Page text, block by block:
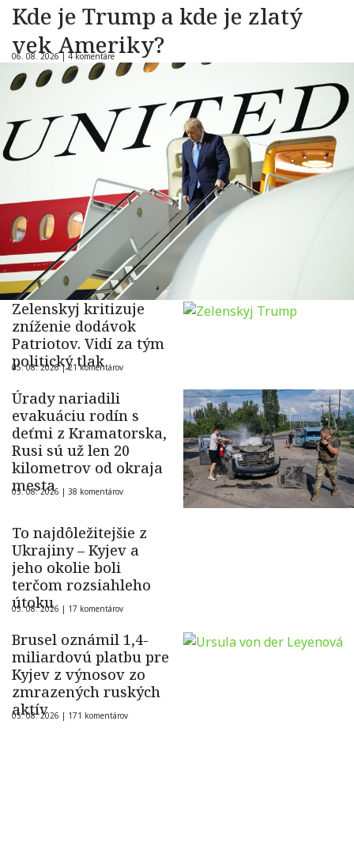
Kde je Trump a kde je zlatý
vek Ameriky?
06. 08. 2026 | 4 komentáre
Zelenskyj kritizuje
zníženie dodávok
Patriotov. Vidí za tým
politický tlak
05. 08. 2026 |21 komentárov
Úrady nariadili
evakuáciu rodín s
deťmi z Kramatorska,
Rusi sú už len 20
kilometrov od okraja
mesta
05. 08. 2026 | 38 komentárov
To najdôležitejšie z
Ukrajiny – Kyjev a
jeho okolie boli
terčom rozsiahleho
útoku
05. 08. 2026 | 17 komentárov
Brusel oznámil 1,4-
miliardovú platbu pre
Kyjev z výnosov zo
zmrazených ruských
aktív
05. 08. 2026 | 171 komentárov